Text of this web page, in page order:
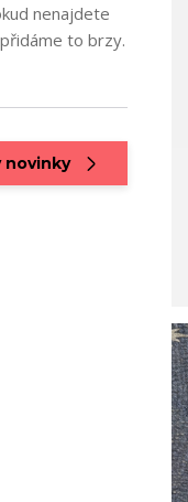
nenajdete
to brzy.
novinky